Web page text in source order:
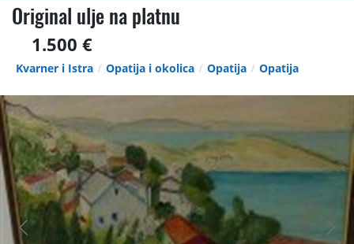
Original ulje na platnu
1.500 €
Kvarner i Istra Opatija i okolica Opatija Opatija